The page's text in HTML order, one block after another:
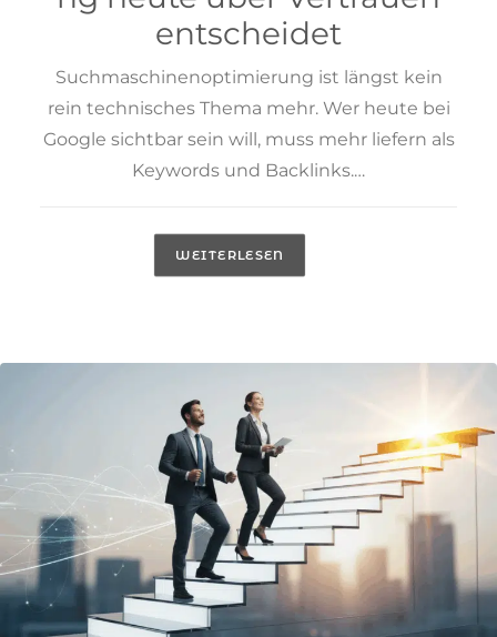
entscheidet
Suchmaschinenoptimierung ist längst kein
rein technisches Thema mehr. Wer heute bei
Google sichtbar sein will, muss mehr liefern als
Keywords und Backlinks.…
WEITERLESEN